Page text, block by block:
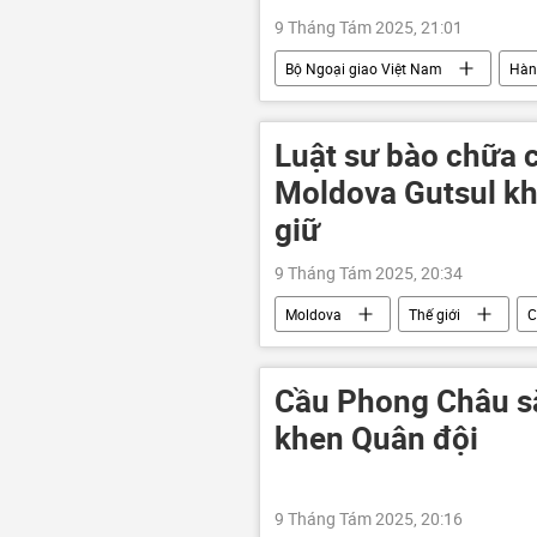
9 Tháng Tám 2025, 21:01
Bộ Ngoại giao Việt Nam
công nghệ
Tô Lâm
Luật sư bào chữa
Moldova Gutsul
giữ
9 Tháng Tám 2025, 20:34
Moldova Thế giới
Cầu Phong Châu
khen Quân đội
9 Tháng Tám 2025, 20:16